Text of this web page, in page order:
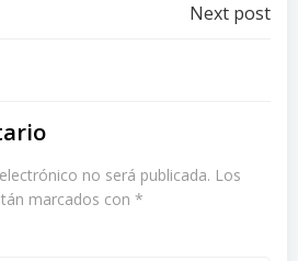
Next post
no será publicada. Los
marcados con *